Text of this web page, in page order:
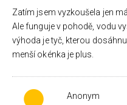
Zatím jsem vyzkoušela jen
Ale funguje v pohodě, vodu
výhoda je tyč, kterou
menší okénka je plus.
Anonym